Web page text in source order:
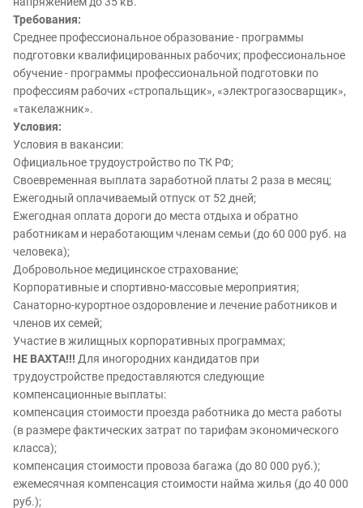
Требования:
Среднее профессиональное образование - программы
подготовки квалифицированных рабочих; профессиональное
обучение - программы профессиональной подготовки по
профессиям рабочих «стропальщик», «электрогазосварщик»,
«такелажник».
Условия:
Условия в вакансии:
Официальное трудоустройство по ТК РФ;
Своевременная выплата заработной платы 2 раза в месяц;
Ежегодный оплачиваемый отпуск от 52 дней;
Ежегодная оплата дороги до места отдыха и обратно
работникам и неработающим членам семьи (до 60 000 руб. на
человека);
Добровольное медицинское страхование;
Корпоративные и спортивно-массовые мероприятия;
Санаторно-курортное оздоровление и лечение работников и
членов их семей;
Участие в жилищных корпоративных программах;
НЕ ВАХТА!!! Для иногородних кандидатов при
трудоустройстве предоставляются следующие
компенсационные выплаты:
компенсация стоимости проезда работника до места работы
(в размере фактических затрат по тарифам экономического
класса);
компенсация стоимости провоза багажа (до 80 000 руб.);
ежемесячная компенсация стоимости найма жилья (до 40 000
руб.);